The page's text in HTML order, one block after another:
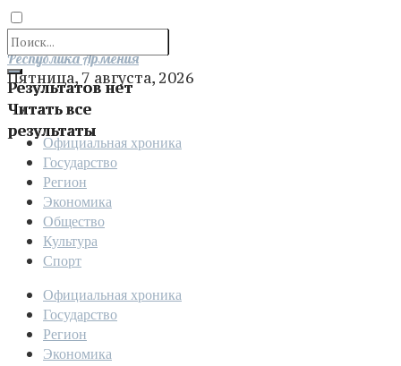
Результатов нет
Читать все
результаты
Отправить
Республика Армения
Пятница, 7 августа, 2026
Официальная хроника
Государство
Регион
Экономика
Общество
Культура
Спорт
Официальная хроника
Государство
Регион
Экономика